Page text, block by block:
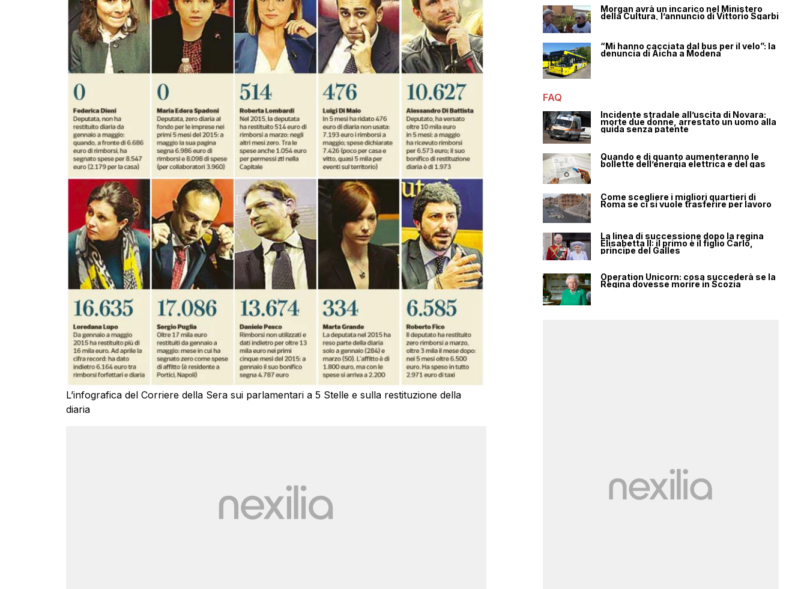
L’infografica del Corriere della Sera sui parlamentari a 5 Stelle e sulla restituzione della
diaria
Morgan avrà un incarico nel Ministero
della Cultura, l’annuncio di Vittorio Sgarbi
“Mi hanno cacciata dal bus per il velo”: la
denuncia di Aicha a Modena
FAQ
Incidente stradale all’uscita di Novara:
morte due donne, arrestato un uomo alla
guida senza patente
Quando e di quanto aumenteranno le
bollette dell’energia elettrica e del gas
Come scegliere i migliori quartieri di
Roma se ci si vuole trasferire per lavoro
La linea di successione dopo la regina
Elisabetta II: il primo è il figlio Carlo,
principe del Galles
Operation Unicorn: cosa succederà se la
Regina dovesse morire in Scozia